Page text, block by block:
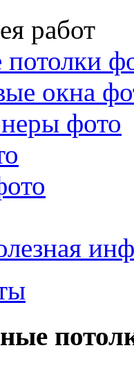
работ
окна
фото